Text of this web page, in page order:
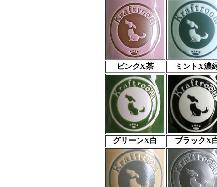
ピンクX茶 ミントX濃
グリーンX白 ブラックX